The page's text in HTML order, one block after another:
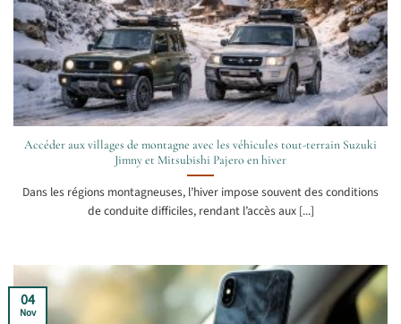
Accéder aux villages de montagne avec les véhicules tout-terrain Suzuki
Jimny et Mitsubishi Pajero en hiver
Dans les régions montagneuses, l’hiver impose souvent des conditions
de conduite difficiles, rendant l’accès aux [...]
04
Nov